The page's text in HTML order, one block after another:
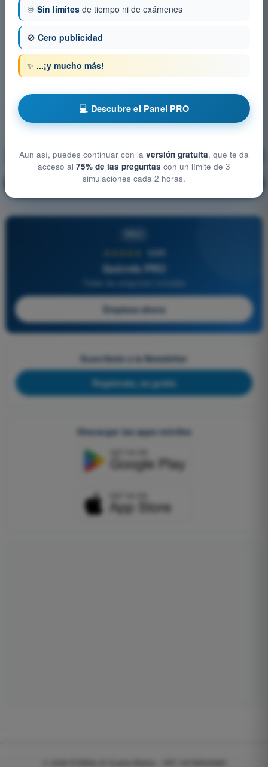
Navegación ¡Entrenamiento!
PRO Explicación de la pregunta
4,6/5
Quizvds PRO
Empieza ahora
Suscríbete a la Newsletter
Regístrate, es gratis
Descargar las apps móviles
♾️ Sin límites de tiempo ni de exámenes
🚫 Cero publicidad
✨ ...¡y mucho más!
💻 Descubre el Panel PRO
Aun así, puedes continuar con la versión gratuita, que te da
acceso al 75% de las preguntas con un límite de 3
simulaciones cada 2 horas.